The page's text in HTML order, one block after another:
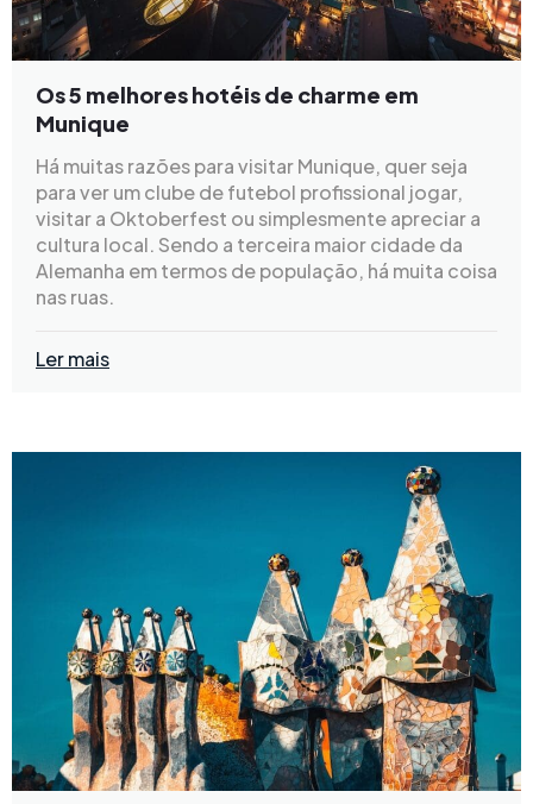
Os 5 melhores hotéis de charme em
Munique
Há muitas razões para visitar Munique, quer seja
para ver um clube de futebol profissional jogar,
visitar a Oktoberfest ou simplesmente apreciar a
cultura local. Sendo a terceira maior cidade da
Alemanha em termos de população, há muita coisa
nas ruas.
Ler mais